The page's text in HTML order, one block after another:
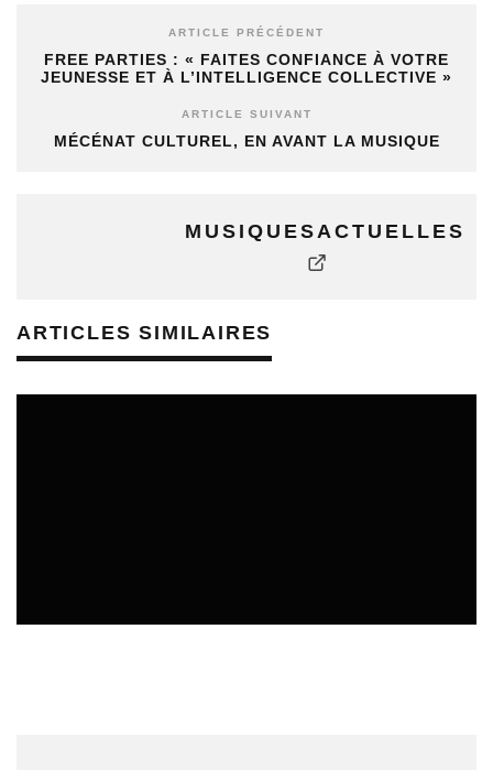
ARTICLE PRÉCÉDENT
FREE PARTIES : « FAITES CONFIANCE À VOTRE
JEUNESSE ET À L’INTELLIGENCE COLLECTIVE »
ARTICLE SUIVANT
MÉCÉNAT CULTUREL, EN AVANT LA MUSIQUE
MUSIQUESACTUELLES
ARTICLES SIMILAIRES